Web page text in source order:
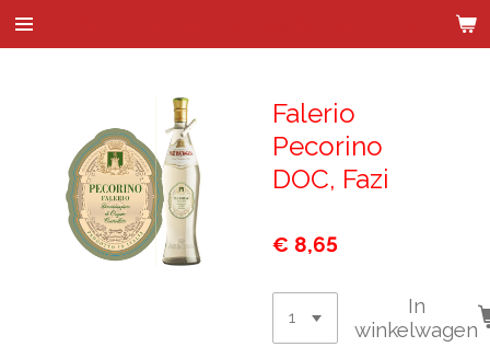
Ga
direct
Falerio
Pecorino
DOC, Fazi
€ 8,65
In
winkelwagen